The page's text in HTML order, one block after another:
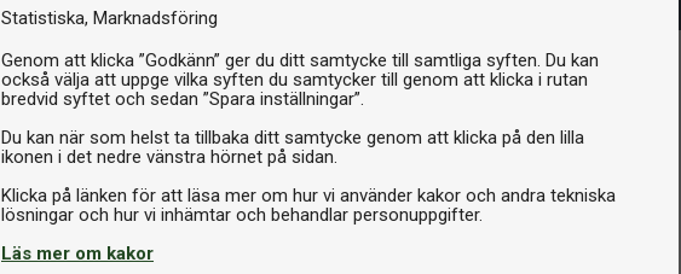
Statistiska Marknadsföring
Genom att klicka ”Godkänn” ger du ditt samtycke till samtliga syften. Du kan
också välja att uppge vilka syften du samtycker till genom att klicka i rutan
bredvid syftet och sedan ”Spara inställningar”.
Du kan när som helst ta tillbaka ditt samtycke genom att klicka på den lilla
ikonen i det nedre vänstra hörnet på sidan.
Klicka på länken för att läsa mer om hur vi använder kakor och andra tekniska
Läs mer om kakor